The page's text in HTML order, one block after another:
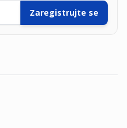
E-mailová adresa
Zaregistrujte se